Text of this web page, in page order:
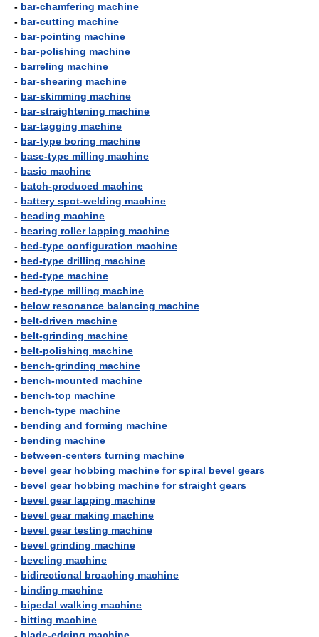
- bar-chamfering machine
- bar-cutting machine
- bar-pointing machine
- bar-polishing machine
- barreling machine
- bar-shearing machine
- bar-skimming machine
- bar-straightening machine
- bar-tagging machine
- bar-type boring machine
- base-type milling machine
- basic machine
- batch-produced machine
- battery spot-welding machine
- beading machine
- bearing roller lapping machine
- bed-type configuration machine
- bed-type drilling machine
- bed-type machine
- bed-type milling machine
- below resonance balancing machine
- belt-driven machine
- belt-grinding machine
- belt-polishing machine
- bench-grinding machine
- bench-mounted machine
- bench-top machine
- bench-type machine
- bending and forming machine
- bending machine
- between-centers turning machine
- bevel gear hobbing machine for spiral bevel gears
- bevel gear hobbing machine for straight gears
- bevel gear lapping machine
- bevel gear making machine
- bevel gear testing machine
- bevel grinding machine
- beveling machine
- bidirectional broaching machine
- binding machine
- bipedal walking machine
- bitting machine